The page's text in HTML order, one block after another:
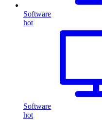
Software
hot
Software
hot